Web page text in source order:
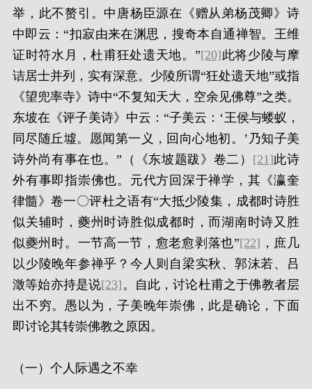
举，此不赘引。中唐杨臣源在《赠从弟杨茂卿》诗
中即云：“扣寂由来在渊思，搜奇本自通禅智。王维
证时符水月，杜甫狂处遗天地。”[20]此将少陵与摩
诘居士并列，实有深意。少陵所谓“狂处遗天地”或指
《望兜率寺》诗中“不复知天大，空余见佛尊”之类。
东坡在《评子美诗》中云：“子美云：‘王侯与蝼蚁，
同尽随丘墟。愿闻第一义，回向心地初。’乃知子美
诗外尚有事在也。”（《东坡题跋》卷二） [21]此诗
外有事即指崇佛也。元代方回深于禅学，其《瀛奎
律髓》卷一〇评杜之语有“大抵少陵集，成都时诗胜
似关辅时，夔州时诗胜似成都时，而湖南时诗又胜
似夔州时。一节高一节，愈老愈剥落也”[22] ，庶几
以少陵晚年参禅乎？今人则自梁实秋、郭沫若、吕
澂等始亦持是说[23]。自此，讨论杜甫之于佛教者层
出不穷。愚以为，子美晚年崇佛，此是确论，下面
即讨论其转崇佛教之原因。
（一）个人际遇之不幸